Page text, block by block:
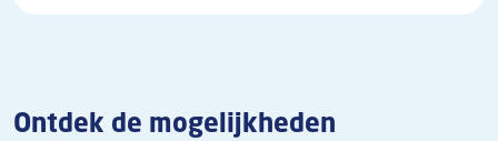
Ontdek de mogelijkheden